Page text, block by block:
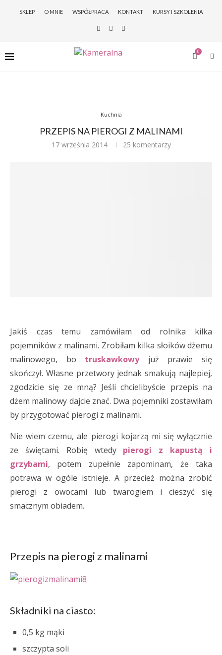
SKLEP O MNIE WSPÓŁPRACA KONTAKT KURSY I SZKOLENIA
0
Kuchnia
PRZEPIS NA PIEROGI Z MALINAMI
17 września 2014 25 komentarzy
Jakiś czas temu zamówiłam od rolnika kilka
pojemników z malinami. Zrobiłam kilka słoików dżemu
malinowego, bo truskawkowyjuż prawie się
skończył. Własne przetwory jednak smakują najlepiej,
zgodzicie się ze mną? Jeśli chcielibyście przepis na
dżem malinowy dajcie znać. Dwa pojemniki zostawiłam
by przygotować pierogi z malinami.
Nie wiem czemu, ale pierogi kojarzą mi się wyłącznie
ze świętami. Robię wtedy pierogi z kapustą i
grzybami, potem zupełnie zapominam, że taka
potrawa w ogóle istnieje. A przecież można zrobić
pierogi z owocami lub twarogiem i cieszyć się
smacznym obiadem.
Przepis na pierogi z malinami
Składniki na ciasto:
0,5 kg mąki
szczypta soli